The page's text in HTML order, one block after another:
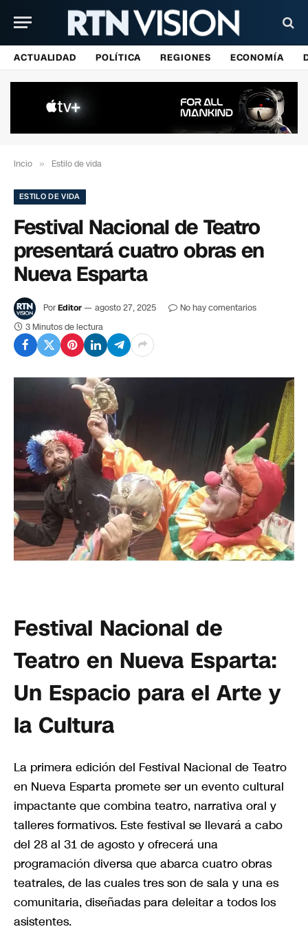
ACTUALIDAD POLÍTICA REGIONES ECONOMÍA
Incio » Estilo de vida
ESTILO DE VIDA
Festival Nacional de Teatro
presentará cuatro obras en
Nueva Esparta
PorEditor agosto 27, 2025
No hay comentarios
3 Minutos de lectura
Festival Nacional de
Teatro en Nueva Esparta:
Un Espacio para el Arte y
la Cultura
La primera edición del Festival Nacional de Teatro
en Nueva Esparta promete ser un evento cultural
impactante que combina teatro, narrativa oral y
talleres formativos. Este festival se llevará a cabo
del 28 al 31 de agosto y ofrecerá una
programación diversa que abarca cuatro obras
teatrales, de las cuales tres son de sala y una es
comunitaria, diseñadas para deleitar a todos los
asistentes.